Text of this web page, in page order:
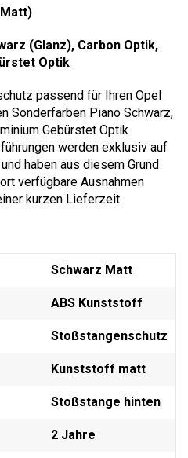
(Glanz), Carbon Optik,
Optik
passend für Ihren Opel
Sonderfarben Piano Schwarz,
Gebürstet Optik
werden exklusiv auf
haben aus diesem Grund
verfügbare Ausnahmen
kurzen Lieferzeit
Schwarz Matt
ABS Kunststoff
Stoßstangenschutz
Kunststoff matt
Stoßstange hinten
2 Jahre